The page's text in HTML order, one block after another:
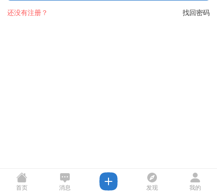
找回密码
还没有注册？
首页 消息 发现 我的